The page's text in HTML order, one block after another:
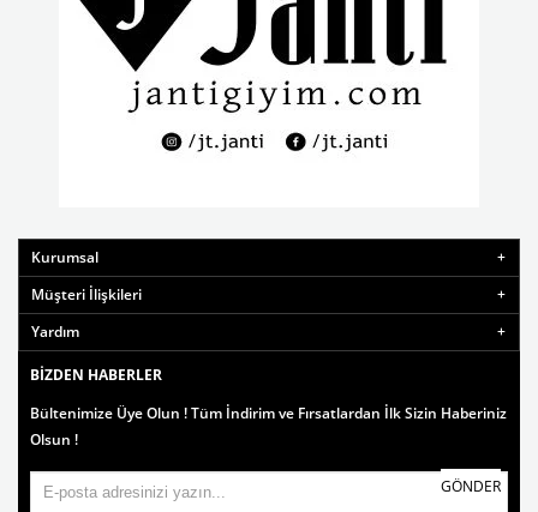
Kurumsal
Müşteri İlişkileri
Yardım
BIZDEN HABERLER
Bültenimize Üye Olun ! Tüm İndirim ve Fırsatlardan İlk Sizin Haberiniz
Olsun !
GÖNDER